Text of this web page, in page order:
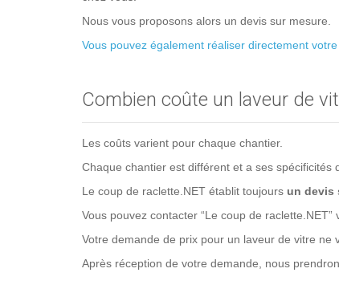
Nous vous proposons alors un devis sur mesure.
Vous pouvez également réaliser directement
Combien coûte un laveur de
Les coûts varient pour chaque chantier.
Chaque chantier est différent et a ses spécificités
Le coup de raclette.NET établit toujours un devis
Vous pouvez contacter “Le coup de raclette.NET”
Votre demande de prix pour un laveur de vitre ne
Après réception de votre demande, nous